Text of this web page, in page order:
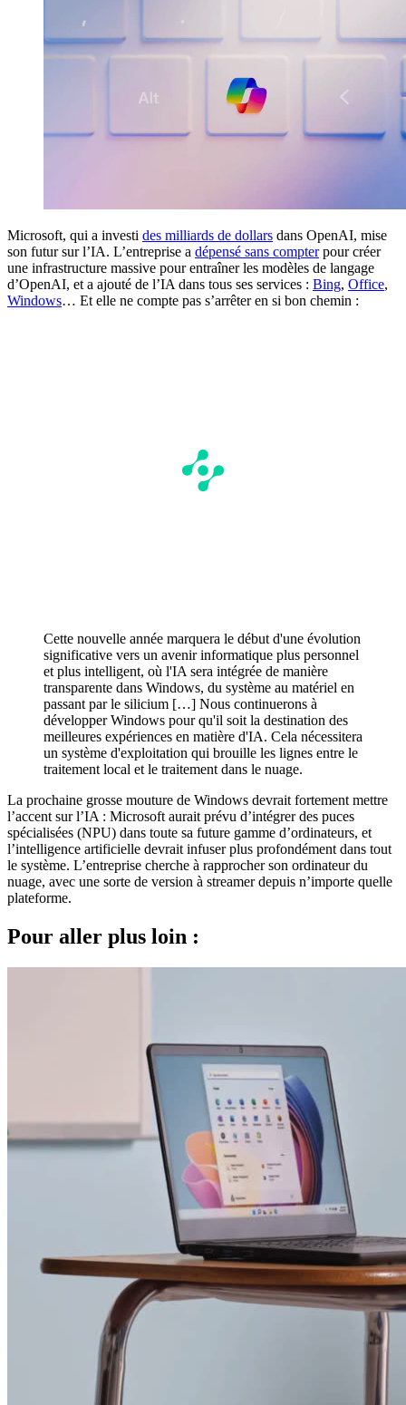
Microsoft, qui a investi des milliards de dollars dans OpenAI, mise
son futur sur l’IA. L’entreprise a dépensé sans compterpour créer
une infrastructure massive pour entraîner les modèles de langage
d’OpenAI, et a ajouté de l’IA dans tous ses services : Bing, Office,
Windows… Et elle ne compte pas s’arrêter en si bon chemin :
Cette nouvelle année marquera le début d'une évolution
significative vers un avenir informatique plus personnel
et plus intelligent, où l'IA sera intégrée de manière
transparente dans Windows, du système au matériel en
passant par le silicium […] Nous continuerons à
développer Windows pour qu'il soit la destination des
meilleures expériences en matière d'IA. Cela nécessitera
un système d'exploitation qui brouille les lignes entre le
traitement local et le traitement dans le nuage.
La prochaine grosse mouture de Windows devrait fortement mettre
l’accent sur l’IA : Microsoft aurait prévu d’intégrer des puces
spécialisées (NPU) dans toute sa future gamme d’ordinateurs, et
l’intelligence artificielle devrait infuser plus profondément dans tout
le système. L’entreprise cherche à rapprocher son ordinateur du
nuage, avec une sorte de version à streamer depuis n’importe quelle
plateforme.
Pour aller plus loin :